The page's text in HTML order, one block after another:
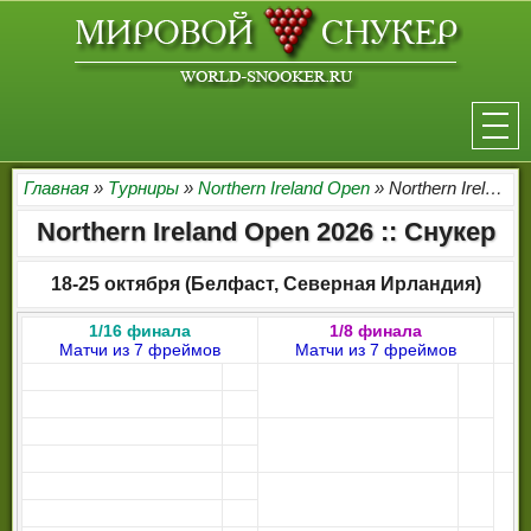
НОВОСТИ
ТУРНИРЫ
РЕЙТИНГ
Главная » Турниры » Northern Ireland Open » Northern Ireland Open 2026
Northern Ireland Open 2026 :: Снукер
18-25 октября (Белфаст, Северная Ирландия)
1/16 финала
Матчи из 7 фреймов
1/8 финала
Матчи из 7 фреймов